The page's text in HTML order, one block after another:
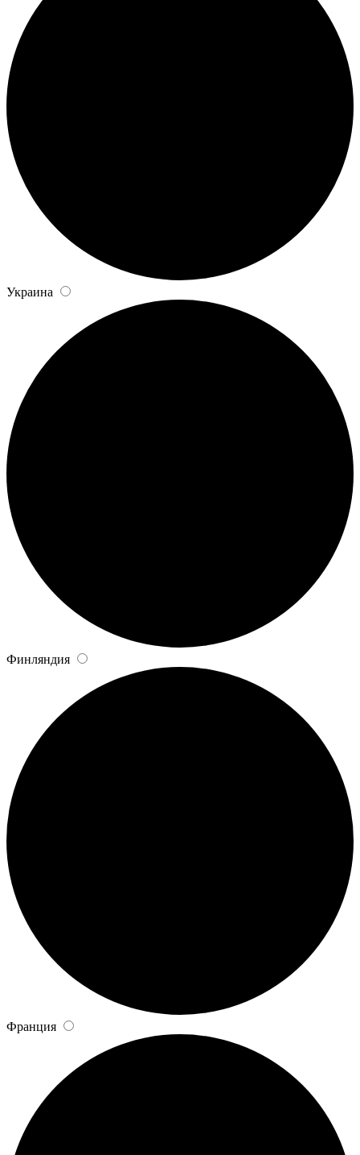
Украина
Финляндия
Франция